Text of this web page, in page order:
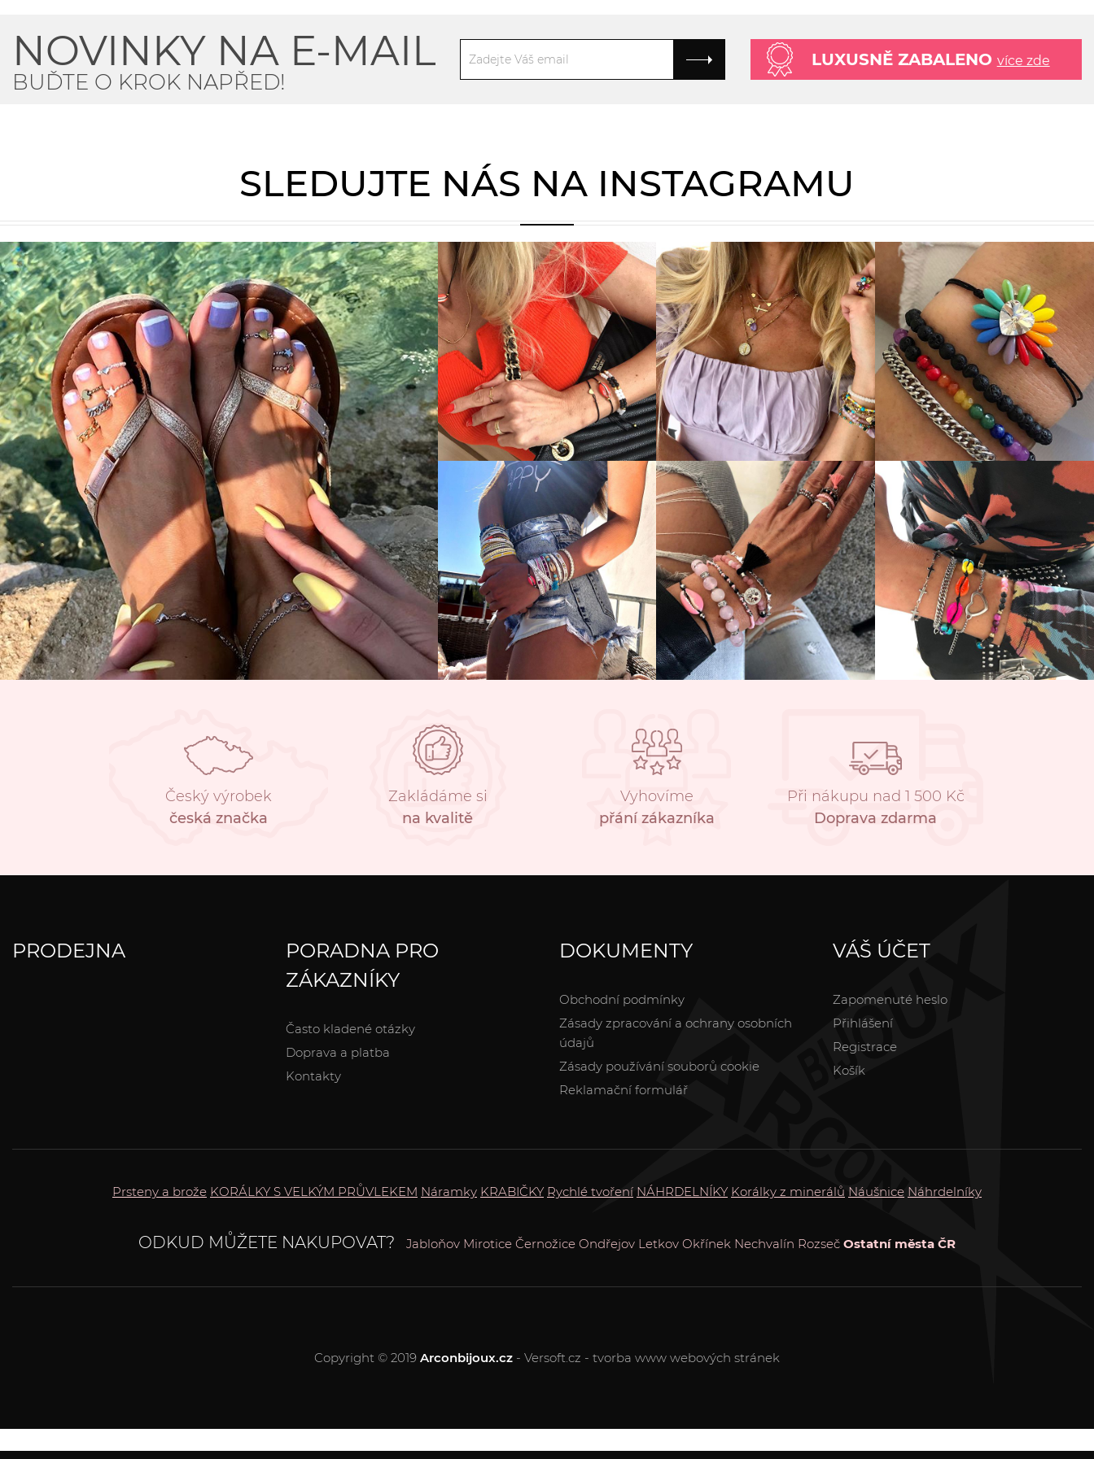
NOVINKY NA E-MAIL
BUĎTE O KROK NAPŘED!
LUXUSNĚ ZABALENO více zde
SLEDUJTE NÁS NA INSTAGRAMU
Český výrobek
česká značka
Zakládáme si
na kvalitě
Vyhovíme
přání zákazníka
Při nákupu nad 1 500 Kč
Doprava zdarma
PRODEJNA
PORADNA PRO
ZÁKAZNÍKY
Často kladené otázky
Doprava a platba
Kontakty
DOKUMENTY
Obchodní podmínky
Zásady zpracování a ochrany osobních
údajů
Zásady používání souborů cookie
Reklamační formulář
VÁŠ ÚČET
Zapomenuté heslo
Přihlášení
Registrace
Košík
Prsteny a brože KORÁLKY S VELKÝM PRŮVLEKEM Náramky KRABIČKY Rychlé tvoření NÁHRDELNÍKY Korálky z minerálů Náušnice Náhrdelníky
ODKUD MŮŽETE NAKUPOVAT? Jabloňov Mirotice Černožice Ondřejov Letkov Okřínek Nechvalín Rozseč Ostatní města ČR
Copyright © 2019 Arconbijoux.cz - Versoft.cz - tvorba www webových stránek